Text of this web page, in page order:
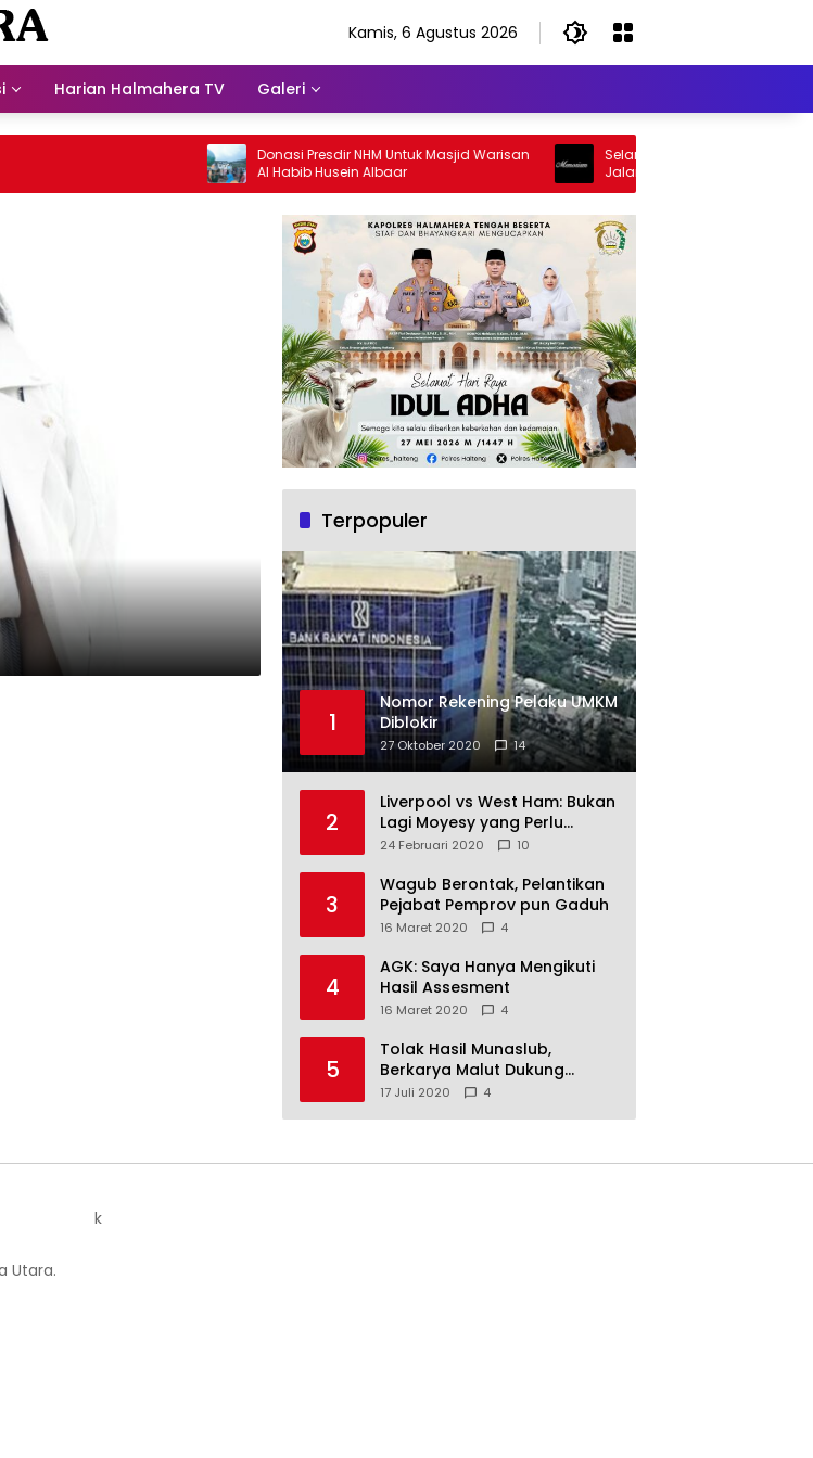
Kamis, 6 Agustus 2026
Harian Halmahera TV Galeri
Donasi Presdir NHM Untuk Masjid Warisan
Al Habib Husein Albaar
Selamat Jalan Sang Inspirator,
Jalan Abangku Yuslam Idris
Terpopuler
1
Nomor Rekening Pelaku UMKM
Diblokir
27 Oktober 2020 14
2
Liverpool vs West Ham: Bukan
Lagi Moyesy yang Perlu
Ditakuti
24 Februari 2020 10
3
Wagub Berontak, Pelantikan
Pejabat Pemprov pun Gaduh
16 Maret 2020 4
4
AGK: Saya Hanya Mengikuti
Hasil Assesment
16 Maret 2020 4
5
Tolak Hasil Munaslub,
Berkarya Malut Dukung
Tommy Soeharto
17 Juli 2020 4
Utara.
k